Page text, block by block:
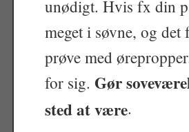
unødigt. Hvis fx din
meget i søvne, og
prøve med
for sig. Gør
sted at være.